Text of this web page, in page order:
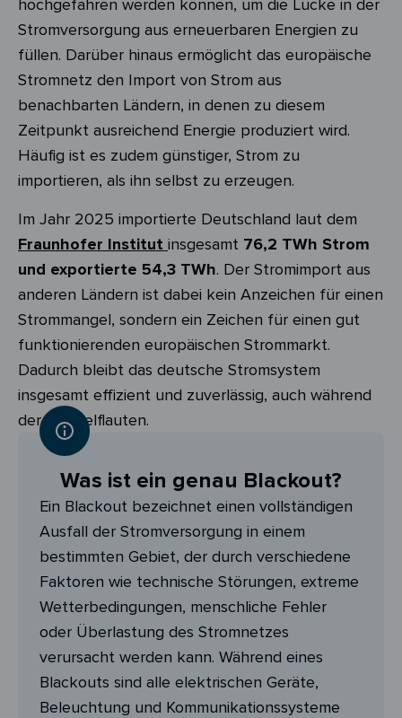
hochgefahren werden können, um die Lücke in der
Stromversorgung aus erneuerbaren Energien zu
füllen. Darüber hinaus ermöglicht das europäische
Stromnetz den Import von Strom aus
benachbarten Ländern, in denen zu diesem
Zeitpunkt ausreichend Energie produziert wird.
Häufig ist es zudem günstiger, Strom zu
importieren, als ihn selbst zu erzeugen.
Im Jahr 2025 importierte Deutschland laut dem
Fraunhofer Institut insgesamt 76,2 TWh Strom
und exportierte 54,3 TWh. Der Stromimport aus
anderen Ländern ist dabei kein Anzeichen für einen
Strommangel, sondern ein Zeichen für einen gut
funktionierenden europäischen Strommarkt.
Dadurch bleibt das deutsche Stromsystem
insgesamt effizient und zuverlässig, auch während
der Dunkelflauten.
Was ist ein genau Blackout?
Ein Blackout bezeichnet einen vollständigen
Ausfall der Stromversorgung in einem
bestimmten Gebiet, der durch verschiedene
Faktoren wie technische Störungen, extreme
Wetterbedingungen, menschliche Fehler
oder Überlastung des Stromnetzes
verursacht werden kann. Während eines
Blackouts sind alle elektrischen Geräte,
Beleuchtung und Kommunikationssysteme